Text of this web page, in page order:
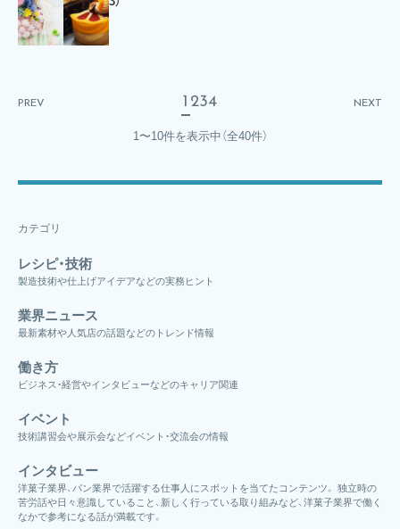
PREV 1 234 NEXT
1〜10件を表示中 （全40件）
カテゴリ
レシピ・技術
製造技術や仕上げアイデアなどの実務ヒント
業界ニュース
最新素材や人気店の話題などのトレンド情報
働き方
ビジネス・経営やインタビューなどのキャリア関連
イベント
技術講習会や展示会などイベント・交流会の情報
インタビュー
洋菓子業界、パン業界で活躍する仕事人にスポットを当てたコンテンツ。 独立時の
苦労話や日々意識していること、新しく行っている取り組みなど、洋菓子業界で働く
なかで参考になる話が満載です。